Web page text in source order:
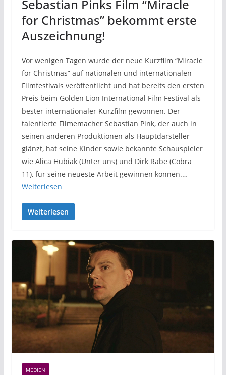
Sebastian Pinks Film “Miracle
for Christmas” bekommt erste
Auszeichnung!
Vor wenigen Tagen wurde der neue Kurzfilm “Miracle
for Christmas” auf nationalen und internationalen
Filmfestivals veröffentlicht und hat bereits den ersten
Preis beim Golden Lion International Film Festival als
bester internationaler Kurzfilm gewonnen. Der
talentierte Filmemacher Sebastian Pink, der auch in
seinen anderen Produktionen als Hauptdarsteller
glänzt, hat seine Kinder sowie bekannte Schauspieler
wie Alica Hubiak (Unter uns) und Dirk Rabe (Cobra
11), für seine neueste Arbeit gewinnen können.…
Weiterlesen
Weiterlesen
MEDIEN